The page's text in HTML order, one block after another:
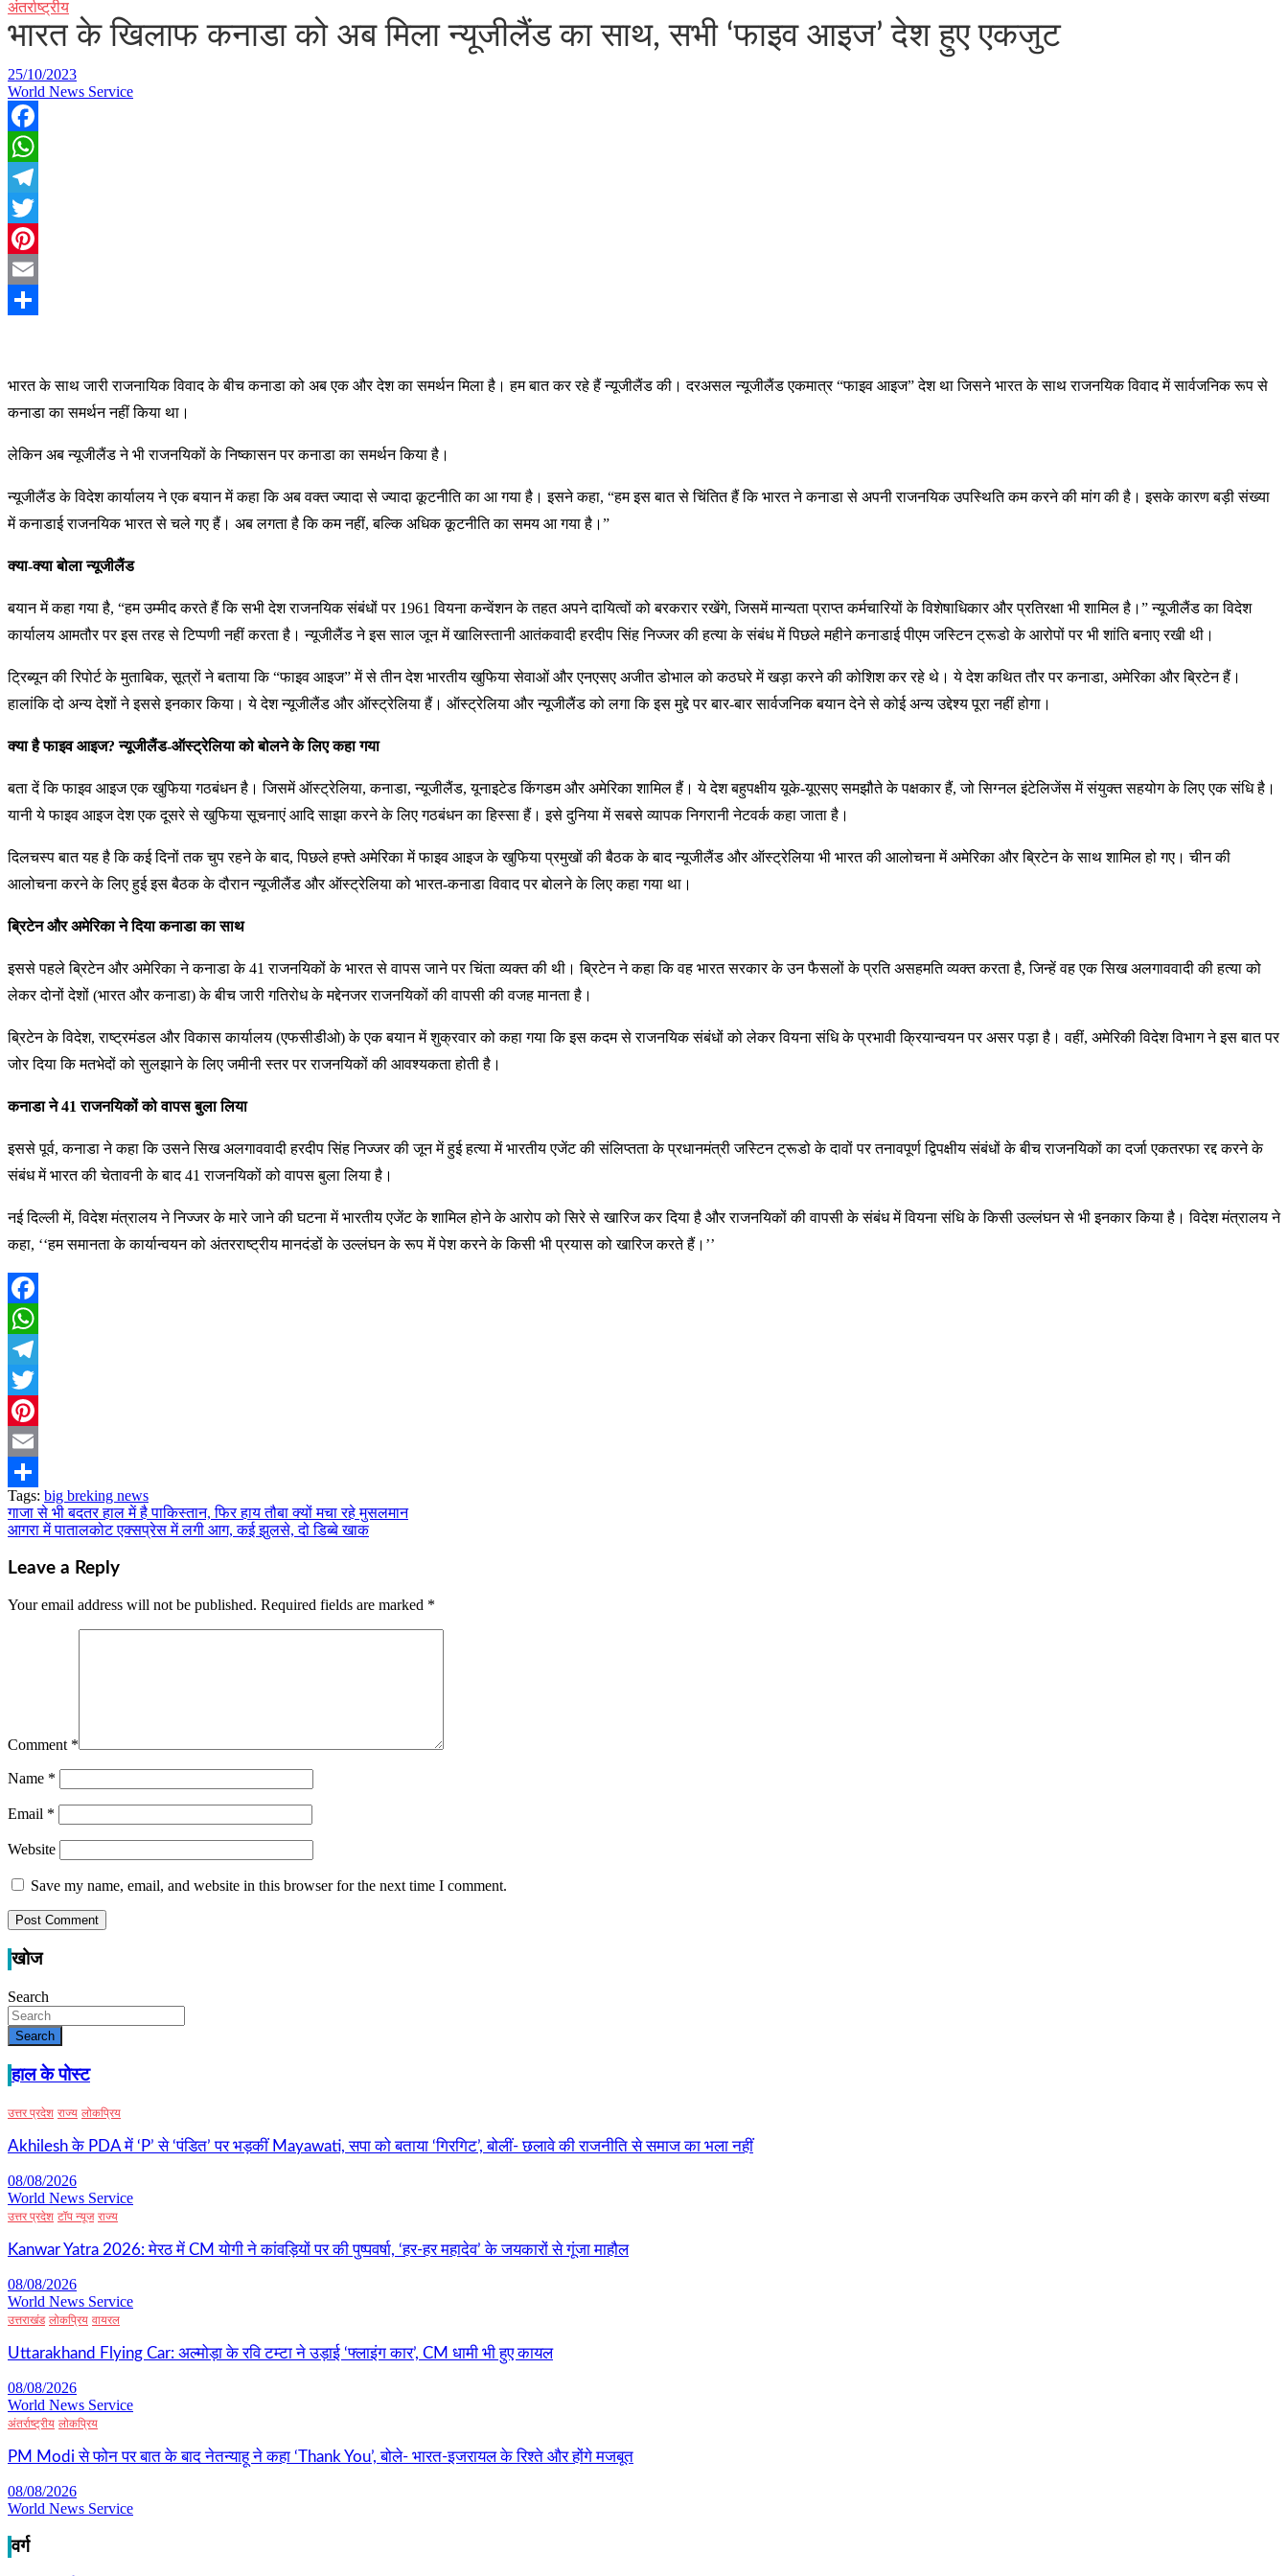
अंतर्राष्ट्रीय
भारत के खिलाफ कनाडा को अब मिला न्यूजीलैंड का साथ, सभी ‘फाइव आइज’ देश हुए एकजुट
25/10/2023
World News Service
Facebook
WhatsApp
Telegram
Twitter
Pinterest
Email
भारत के साथ जारी राजनायिक विवाद के बीच कनाडा को अब एक और देश का समर्थन मिला है। हम बात कर रहे हैं न्यूजीलैंड की। दरअसल न्यूजीलैंड एकमात्र “फाइव आइज” देश था जिसने भारत के साथ राजनयिक विवाद में सार्वजनिक रूप से
कनाडा का समर्थन नहीं किया था।
लेकिन अब न्यूजीलैंड ने भी राजनयिकों के निष्कासन पर कनाडा का समर्थन किया है।
न्यूजीलैंड के विदेश कार्यालय ने एक बयान में कहा कि अब वक्त ज्यादा से ज्यादा कूटनीति का आ गया है। इसने कहा, “हम इस बात से चिंतित हैं कि भारत ने कनाडा से अपनी राजनयिक उपस्थिति कम करने की मांग की है। इसके कारण बड़ी संख्या
में कनाडाई राजनयिक भारत से चले गए हैं। अब लगता है कि कम नहीं, बल्कि अधिक कूटनीति का समय आ गया है।”
क्या-क्या बोला न्यूजीलैंड
बयान में कहा गया है, “हम उम्मीद करते हैं कि सभी देश राजनयिक संबंधों पर 1961 वियना कन्वेंशन के तहत अपने दायित्वों को बरकरार रखेंगे, जिसमें मान्यता प्राप्त कर्मचारियों के विशेषाधिकार और प्रतिरक्षा भी शामिल है।” न्यूजीलैंड का विदेश
कार्यालय आमतौर पर इस तरह से टिप्पणी नहीं करता है। न्यूजीलैंड ने इस साल जून में खालिस्तानी आतंकवादी हरदीप सिंह निज्जर की हत्या के संबंध में पिछले महीने कनाडाई पीएम जस्टिन ट्रूडो के आरोपों पर भी शांति बनाए रखी थी।
ट्रिब्यून की रिपोर्ट के मुताबिक, सूत्रों ने बताया कि “फाइव आइज” में से तीन देश भारतीय खुफिया सेवाओं और एनएसए अजीत डोभाल को कठघरे में खड़ा करने की कोशिश कर रहे थे। ये देश कथित तौर पर कनाडा, अमेरिका और ब्रिटेन हैं।
हालांकि दो अन्य देशों ने इससे इनकार किया। ये देश न्यूजीलैंड और ऑस्ट्रेलिया हैं। ऑस्ट्रेलिया और न्यूजीलैंड को लगा कि इस मुद्दे पर बार-बार सार्वजनिक बयान देने से कोई अन्य उद्देश्य पूरा नहीं होगा।
क्या है फाइव आइज? न्यूजीलैंड-ऑस्ट्रेलिया को बोलने के लिए कहा गया
बता दें कि फाइव आइज एक खुफिया गठबंधन है। जिसमें ऑस्ट्रेलिया, कनाडा, न्यूजीलैंड, यूनाइटेड किंगडम और अमेरिका शामिल हैं। ये देश बहुपक्षीय यूके-यूएसए समझौते के पक्षकार हैं, जो सिग्नल इंटेलिजेंस में संयुक्त सहयोग के लिए एक संधि है।
यानी ये फाइव आइज देश एक दूसरे से खुफिया सूचनाएं आदि साझा करने के लिए गठबंधन का हिस्सा हैं। इसे दुनिया में सबसे व्यापक निगरानी नेटवर्क कहा जाता है।
दिलचस्प बात यह है कि कई दिनों तक चुप रहने के बाद, पिछले हफ्ते अमेरिका में फाइव आइज के खुफिया प्रमुखों की बैठक के बाद न्यूजीलैंड और ऑस्ट्रेलिया भी भारत की आलोचना में अमेरिका और ब्रिटेन के साथ शामिल हो गए। चीन की
आलोचना करने के लिए हुई इस बैठक के दौरान न्यूजीलैंड और ऑस्ट्रेलिया को भारत-कनाडा विवाद पर बोलने के लिए कहा गया था।
ब्रिटेन और अमेरिका ने दिया कनाडा का साथ
इससे पहले ब्रिटेन और अमेरिका ने कनाडा के 41 राजनयिकों के भारत से वापस जाने पर चिंता व्यक्त की थी। ब्रिटेन ने कहा कि वह भारत सरकार के उन फैसलों के प्रति असहमति व्यक्त करता है, जिन्हें वह एक सिख अलगाववादी की हत्या को
लेकर दोनों देशों (भारत और कनाडा) के बीच जारी गतिरोध के मद्देनजर राजनयिकों की वापसी की वजह मानता है।
ब्रिटेन के विदेश, राष्ट्रमंडल और विकास कार्यालय (एफसीडीओ) के एक बयान में शुक्रवार को कहा गया कि इस कदम से राजनयिक संबंधों को लेकर वियना संधि के प्रभावी क्रियान्वयन पर असर पड़ा है। वहीं, अमेरिकी विदेश विभाग ने इस बात पर
जोर दिया कि मतभेदों को सुलझाने के लिए जमीनी स्तर पर राजनयिकों की आवश्यकता होती है।
कनाडा ने 41 राजनयिकों को वापस बुला लिया
इससे पूर्व, कनाडा ने कहा कि उसने सिख अलगाववादी हरदीप सिंह निज्जर की जून में हुई हत्या में भारतीय एजेंट की संलिप्तता के प्रधानमंत्री जस्टिन ट्रूडो के दावों पर तनावपूर्ण द्विपक्षीय संबंधों के बीच राजनयिकों का दर्जा एकतरफा रद्द करने के
संबंध में भारत की चेतावनी के बाद 41 राजनयिकों को वापस बुला लिया है।
नई दिल्ली में, विदेश मंत्रालय ने निज्जर के मारे जाने की घटना में भारतीय एजेंट के शामिल होने के आरोप को सिरे से खारिज कर दिया है और राजनयिकों की वापसी के संबंध में वियना संधि के किसी उल्लंघन से भी इनकार किया है। विदेश मंत्रालय ने
कहा, ‘‘हम समानता के कार्यान्वयन को अंतरराष्ट्रीय मानदंडों के उल्लंघन के रूप में पेश करने के किसी भी प्रयास को खारिज करते हैं।’’
Facebook
WhatsApp
Telegram
Twitter
Pinterest
Email
Share
Tags: big breking news
Post
navigation
गाजा से भी बदतर हाल में है पाकिस्तान, फिर हाय तौबा क्यों मचा रहे मुसलमान
आगरा में पातालकोट एक्सप्रेस में लगी आग, कई झुलसे, दो डिब्बे खाक
Leave a Reply
Your email address will not be published. Required fields are marked *
Comment *
Name *
Email *
Website
Save my name, email, and website in this browser for the next time I comment.
खोज
Search
Search
हाल के पोस्ट
उत्तर प्रदेश राज्य लोकप्रिय
Akhilesh के PDA में ‘P’ से ‘पंडित’ पर भड़कीं Mayawati, सपा को बताया ‘गिरगिट’, बोलीं- छलावे की राजनीति से समाज का भला नहीं
08/08/2026
World News Service
उत्तर प्रदेश टॉप न्यूज राज्य
Kanwar Yatra 2026: मेरठ में CM योगी ने कांवड़ियों पर की पुष्पवर्षा, ‘हर-हर महादेव’ के जयकारों से गूंजा माहौल
08/08/2026
World News Service
उत्तराखंड लोकप्रिय वायरल
Uttarakhand Flying Car: अल्मोड़ा के रवि टम्टा ने उड़ाई ‘फ्लाइंग कार’, CM धामी भी हुए कायल
08/08/2026
World News Service
अंतर्राष्ट्रीय लोकप्रिय
PM Modi से फोन पर बात के बाद नेतन्याहू ने कहा ‘Thank You’, बोले- भारत-इजरायल के रिश्ते और होंगे मजबूत
08/08/2026
World News Service
वर्ग